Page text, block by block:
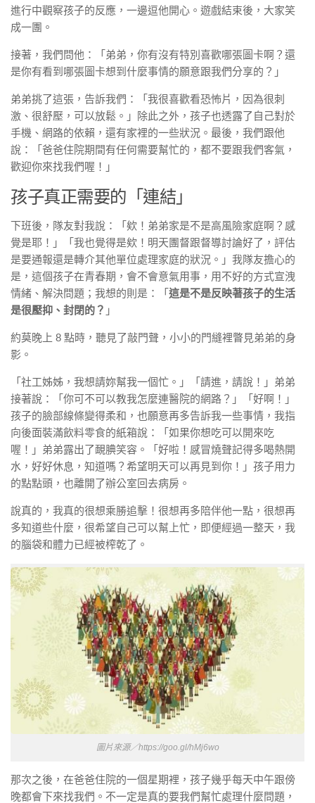
進行中觀察孩子的反應，一邊逗他開心。遊戲結束後，大家笑
成一團。
接著，我們問他：「弟弟，你有沒有特別喜歡哪張圖卡啊？還
是你有看到哪張圖卡想到什麼事情的願意跟我們分享的？」
弟弟挑了這張，告訴我們：「我很喜歡看恐怖片，因為很刺
激、很舒壓，可以放鬆。」除此之外，孩子也透露了自己對於
手機、網路的依賴，還有家裡的一些狀況。最後，我們跟他
說：「爸爸住院期間有任何需要幫忙的，都不要跟我們客氣，
歡迎你來找我們喔！」
孩子真正需要的「連結」
下班後，隊友對我說：「欸！弟弟家是不是高風險家庭啊？感
覺是耶！」「我也覺得是欸！明天團督跟督導討論好了，評估
是要通報還是轉介其他單位處理家庭的狀況。」我隊友擔心的
是，這個孩子在青春期，會不會意氣用事，用不好的方式宣洩
情緒、解決問題；我想的則是：「 這是不是反映著孩子的生活
是很壓抑、封閉的？ 」
約莫晚上 8 點時，聽見了敲門聲，小小的門縫裡瞥見弟弟的身
影。
「社工姊姊，我想請妳幫我一個忙。」「請進，請說！」弟弟
接著說：「你可不可以教我怎麼連醫院的網路？」「好啊！」
孩子的臉部線條變得柔和，也願意再多告訴我一些事情，我指
向後面裝滿飲料零食的紙箱說：「如果你想吃可以開來吃
喔！」弟弟露出了靦腆笑容。「好啦！感冒燒聲記得多喝熱開
水，好好休息，知道嗎？希望明天可以再見到你！」孩子用力
的點點頭，也離開了辦公室回去病房。
說真的，我真的很想乘勝追擊！很想再多陪伴他一點，很想再
多知道些什麼，很希望自己可以幫上忙，即便經過一整天，我
的腦袋和體力已經被榨乾了。
圖片來源／https://goo.gl/hMj6wo
那次之後，在爸爸住院的一個星期裡，孩子幾乎每天中午跟傍
晚都會下來找我們。不一定是真的要我們幫忙處理什麼問題，